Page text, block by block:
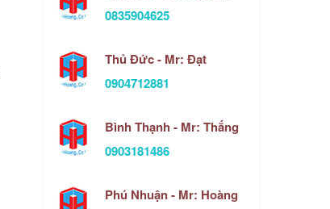
0835904625
Thủ Đức - Mr: Đạt
0904712881
Bình Thạnh - Mr: Thắng
0903181486
Phú Nhuận - Mr: Hoàng